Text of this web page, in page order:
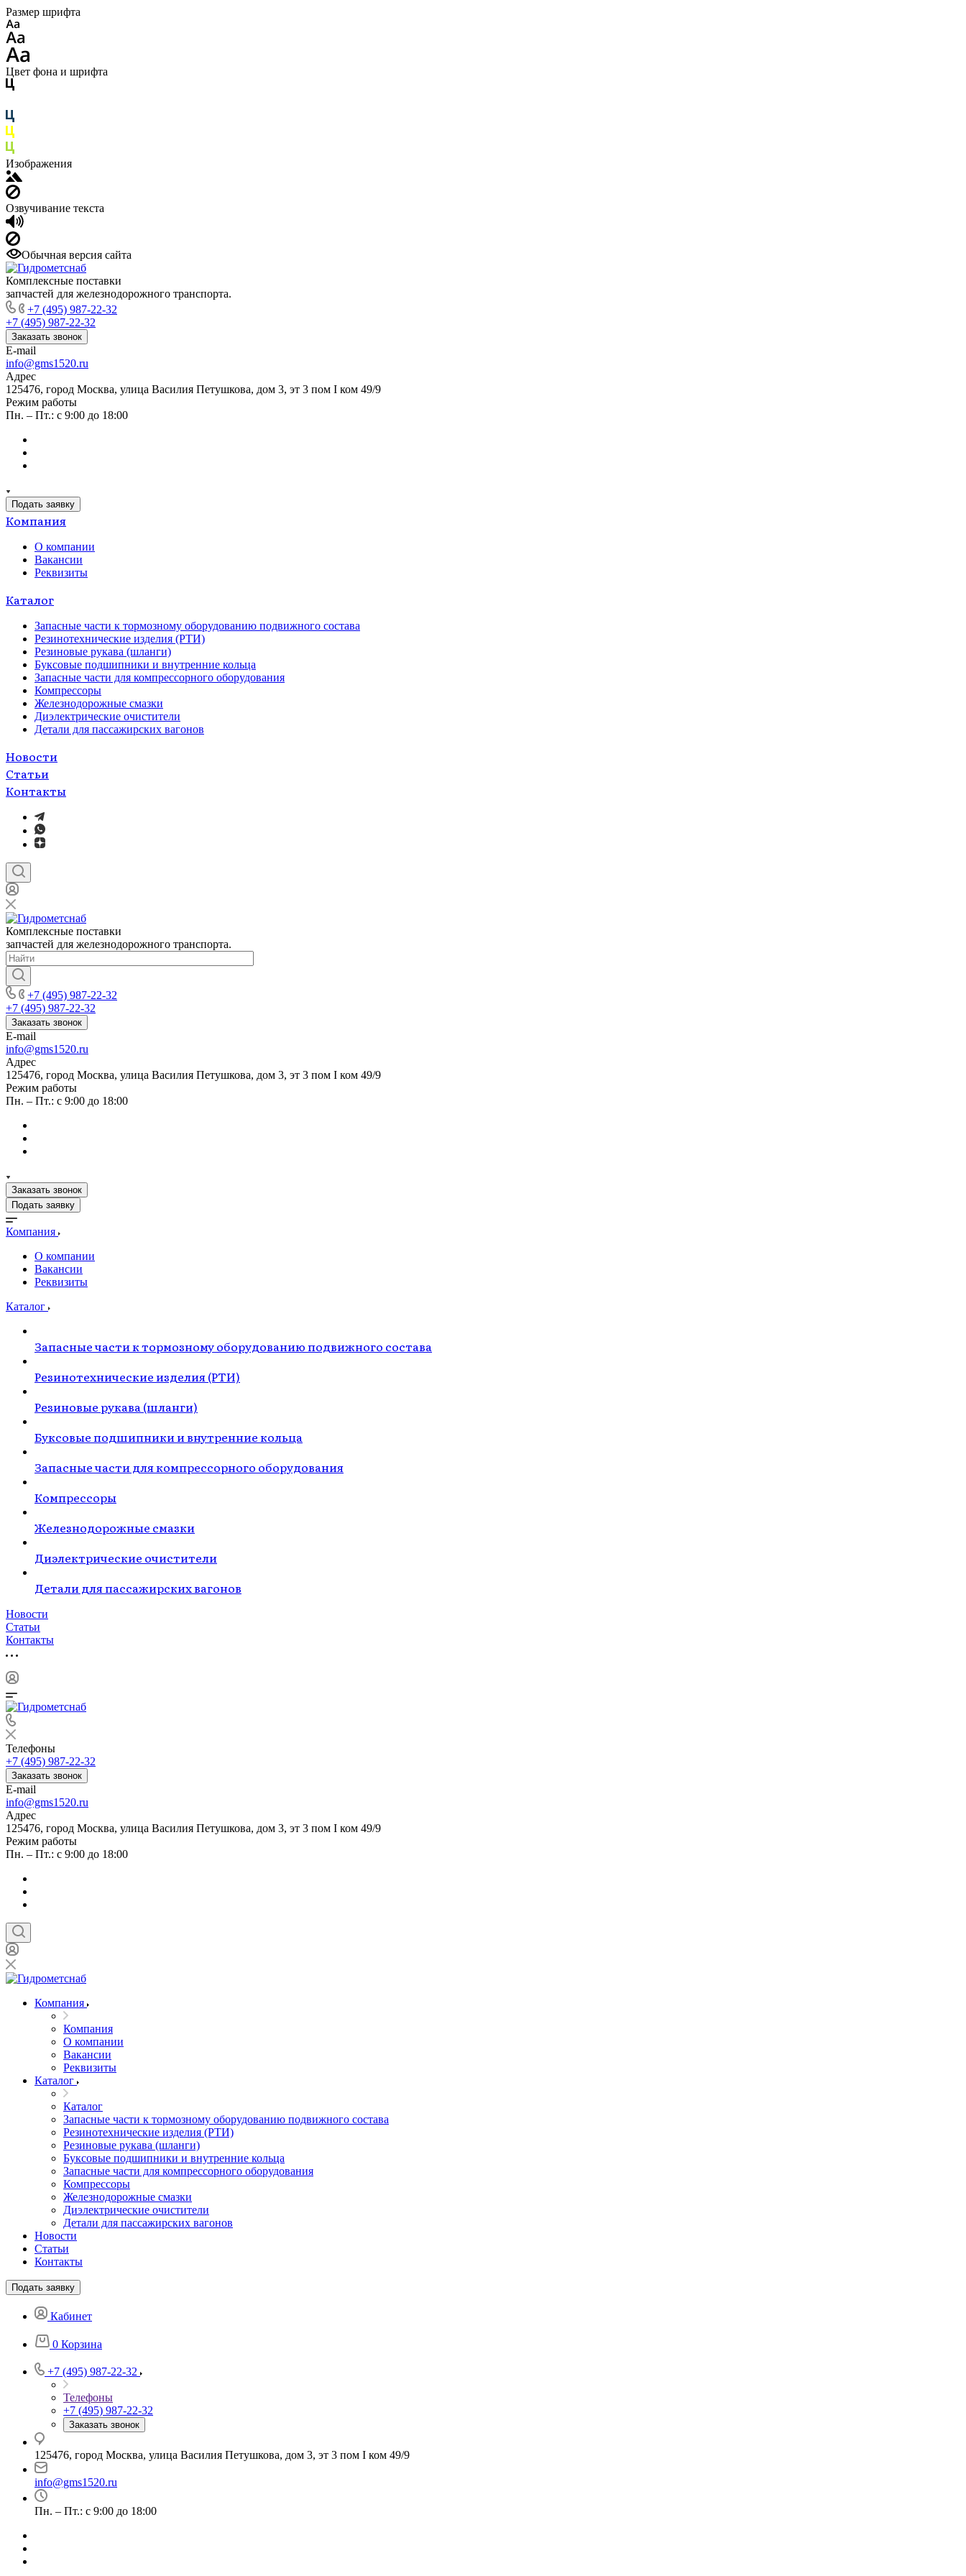
Размер шрифта
Цвет фона и шрифта
Изображения
Озвучивание текста
Обычная версия сайта
Комплексные поставки
запчастей для железнодорожного транспорта.
+7 (495) 987-22-32
+7 (495) 987-22-32
Заказать звонок
E-mail
info@gms1520.ru
Адрес
125476, город Москва, улица Василия Петушкова, дом 3, эт 3 пом I ком 49/9
Режим работы
Пн. – Пт.: с 9:00 до 18:00
Подать заявку
Компания
О компании
Вакансии
Реквизиты
Каталог
Запасные части к тормозному оборудованию подвижного состава
Резинотехнические изделия (РТИ)
Резиновые рукава (шланги)
Буксовые подшипники и внутренние кольца
Запасные части для компрессорного оборудования
Компрессоры
Железнодорожные смазки
Диэлектрические очистители
Детали для пассажирских вагонов
Новости
Статьи
Контакты
Комплексные поставки
запчастей для железнодорожного транспорта.
+7 (495) 987-22-32
+7 (495) 987-22-32
Заказать звонок
E-mail
info@gms1520.ru
Адрес
125476, город Москва, улица Василия Петушкова, дом 3, эт 3 пом I ком 49/9
Режим работы
Пн. – Пт.: с 9:00 до 18:00
Заказать звонок
Подать заявку
Компания
О компании
Вакансии
Реквизиты
Каталог
Запасные части к тормозному оборудованию подвижного состава
Резинотехнические изделия (РТИ)
Резиновые рукава (шланги)
Буксовые подшипники и внутренние кольца
Запасные части для компрессорного оборудования
Компрессоры
Железнодорожные смазки
Диэлектрические очистители
Детали для пассажирских вагонов
Новости
Статьи
Контакты
Телефоны
+7 (495) 987-22-32
Заказать звонок
E-mail
info@gms1520.ru
Адрес
125476, город Москва, улица Василия Петушкова, дом 3, эт 3 пом I ком 49/9
Режим работы
Пн. – Пт.: с 9:00 до 18:00
Компания
Компания
О компании
Вакансии
Реквизиты
Каталог
Каталог
Запасные части к тормозному оборудованию подвижного состава
Резинотехнические изделия (РТИ)
Резиновые рукава (шланги)
Буксовые подшипники и внутренние кольца
Запасные части для компрессорного оборудования
Компрессоры
Железнодорожные смазки
Диэлектрические очистители
Детали для пассажирских вагонов
Новости
Статьи
Контакты
Подать заявку
Кабинет
0 Корзина
+7 (495) 987-22-32
Телефоны
+7 (495) 987-22-32
Заказать звонок
125476, город Москва, улица Василия Петушкова, дом 3, эт 3 пом I ком 49/9
info@gms1520.ru
Пн. – Пт.: с 9:00 до 18:00